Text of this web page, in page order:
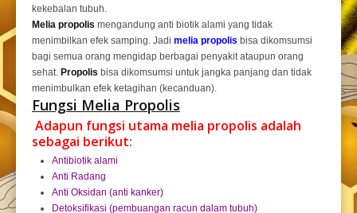
kekebalan tubuh.
Melia propolis mengandung anti biotik alami yang tidak
menimbilkan efek samping. Jadi melia propolis bisa dikomsumsi
bagi semua orang mengidap berbagai penyakit ataupun orang
sehat. Propolis bisa dikomsumsi untuk jangka panjang dan tidak
menimbulkan efek ketagihan (kecanduan).
Fungsi Melia Propolis
Adapun fungsi utama melia propolis adalah
sebagai berikut:
Antibiotik alami
Anti Radang
Anti Oksidan (anti kanker)
Detoksifikasi (pembuangan racun dalam tubuh)